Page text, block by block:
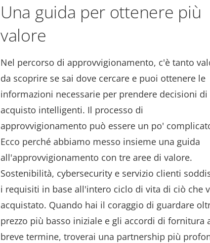
Una guida per ottenere più
valore
Nel percorso di approvvigionamento, c'è tanto
da scoprire se sai dove cercare e puoi ottenere le
informazioni necessarie per prendere decisioni di
acquisto intelligenti. Il processo di
approvvigionamento può essere un po'
Ecco perché abbiamo messo insieme una guida
all'approvvigionamento con tre aree di valore.
Sostenibilità, cybersecurity e servizio clienti
i requisiti in base all'intero ciclo di vita di ciò che
acquistato. Quando hai il coraggio di guardare
prezzo più basso iniziale e gli accordi di fornitura
breve termine, troverai una partnership più